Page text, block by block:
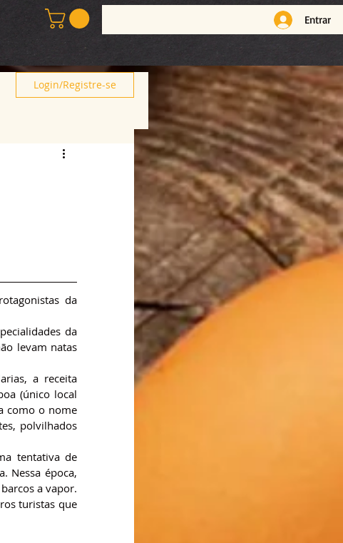
Entrar
Login/Registre-se
da
da
levam natas
a receita
(único local
como o nome
polvilhados
tentativa de
Nessa época,
a vapor.
turistas que